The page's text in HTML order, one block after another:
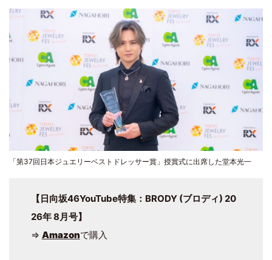
「第37回日本ジュエリーベストドレッサー賞」授賞式に出席した堂本光一
【日向坂46YouTube特集：BRODY (ブロディ) 20
26年 8月号】
⇒ Amazonで購入